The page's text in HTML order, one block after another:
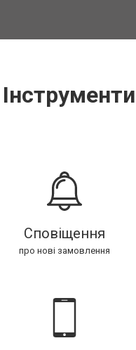
Сповіщення
про нові замовлення